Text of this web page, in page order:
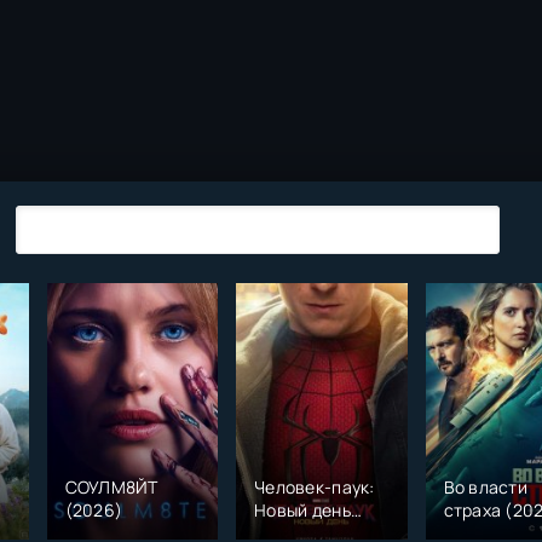
СОУЛМ8ЙТ
(2026)
Человек-паук:
Новый день
(2026)
Во власти
страха